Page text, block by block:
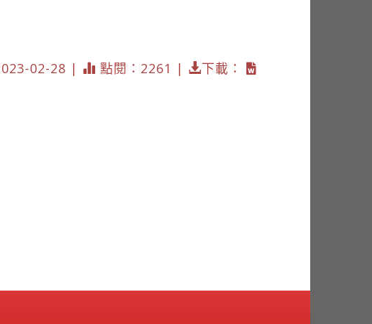
02-28 | 點閱：2261 | 下載：